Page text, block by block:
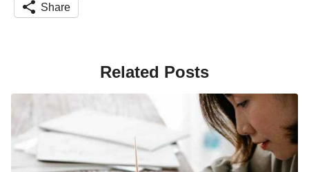
Share
Related Posts